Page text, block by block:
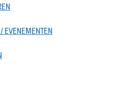
EVENEMENTEN